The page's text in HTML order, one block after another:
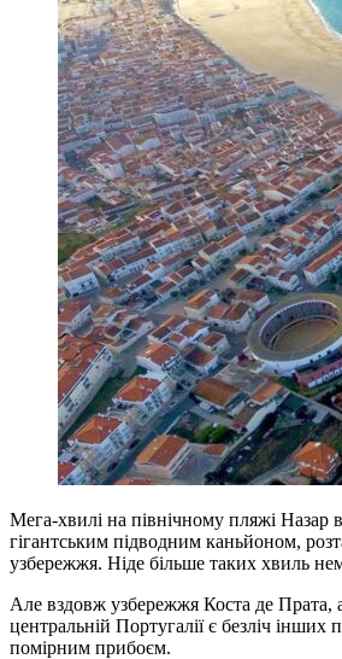
Мега-хвилі на північному пляжі Назар
гігантським підводним каньйоном,
узбережжя. Ніде більше таких хвиль
Але вздовж узбережжя Коста де Прата,
центральній Португалії є безліч інших
помірним прибоєм.